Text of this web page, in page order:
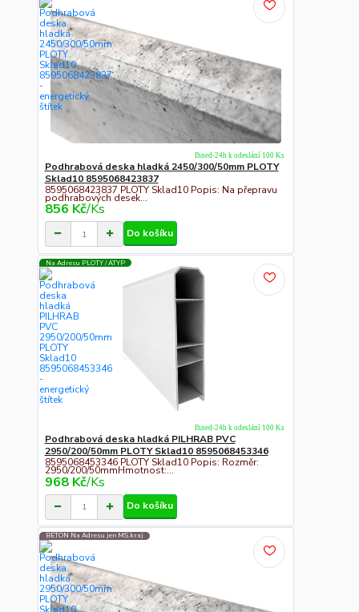
Podhrabová deska hladká 2450/300/50mm PLOTY
Sklad10 8595068423837
8595068423837 PLOTY Sklad10 Popis: Na přepravu
podhrabových desek...
856 Kč/Ks
Ihned-24h k odeslání 100 Ks
Do košíku
Na Adresu PLOTY / ATYP
Podhrabová deska hladká PILHRAB PVC
2950/200/50mm PLOTY Sklad10 8595068453346
8595068453346 PLOTY Sklad10 Popis: Rozměr:
2950/200/50mmHmotnost:...
968 Kč/Ks
Ihned-24h k odeslání 100 Ks
Do košíku
BETON Na Adresu jen MS.kraj